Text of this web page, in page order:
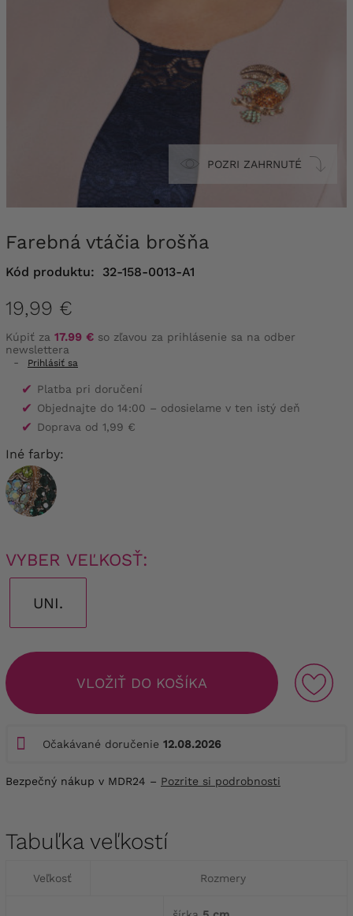
POZRI ZAHRNUTÉ
Farebná vtáčia brošňa
Kód produktu: 32-158-0013-A1
19,99 €
Kúpiť za 17.99 € so zľavou za prihlásenie sa na odber
newslettera
-
Prihlásiť sa
✔ Platba pri doručení
✔ Objednajte do 14:00 – odosielame v ten istý deň
✔ Doprava od 1,99 €
Iné farby:
VYBER VEĽKOSŤ:
UNI.
VLOŽIŤ DO KOŠÍKA
Očakávané doručenie 12.08.2026
Bezpečný nákup v MDR24 – Pozrite si podrobnosti
Tabuľka veľkostí
Veľkosť Rozmery